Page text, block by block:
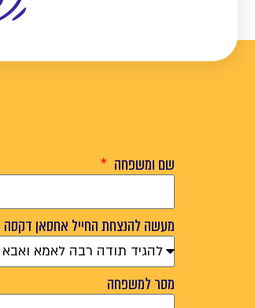
שם ומשפחה
מעשה להנצחת החייל אחסאן דקסה
מסר למשפחה